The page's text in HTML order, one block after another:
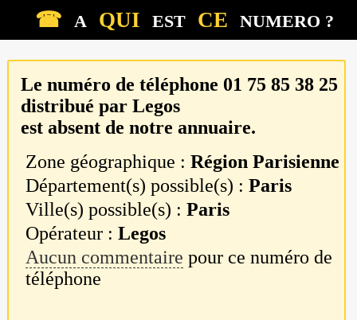
☎ A QUI EST CE NUMERO ?
Le numéro de téléphone 01 75 85 38 25
distribué par Legos
est absent de notre annuaire.
Zone géographique :Région Parisienne
Département(s) possible(s) :Paris
Ville(s) possible(s) :Paris
Opérateur :Legos
Aucun commentaire pour ce numéro de
téléphone